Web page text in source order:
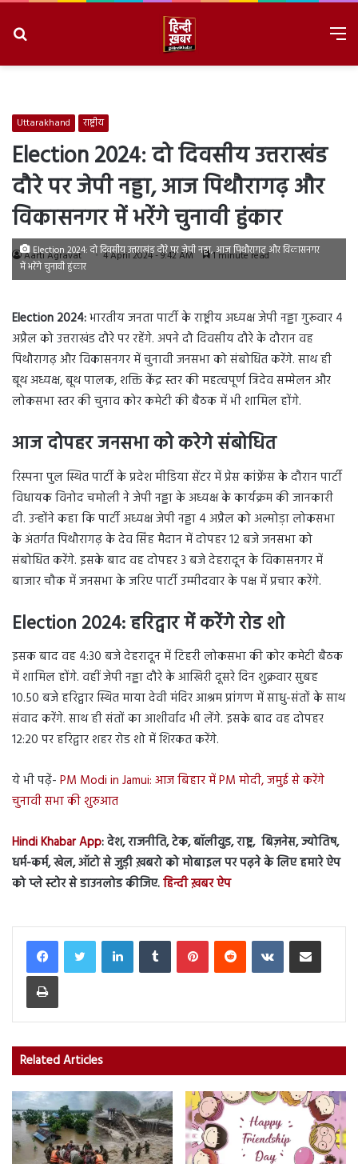
Uttarakhand राष्ट्रीय
Election 2024: दो दिवसीय उत्तराखंड
दौरे पर जेपी नड्डा, आज पिथौरागढ़ और
विकासनगर में भरेंगे चुनावी हुंकार
Aarti Agravat 4 April 2024 - 9:42 AM 1 minute read
Election 2024: दो दिवसीय उत्तराखंड दौरे पर जेपी नड्डा, आज पिथौरागढ़ और विकासनगर
में भरेंगे चुनावी हुंकार
Election 2024:भारतीय जनता पार्टी के राष्ट्रीय अध्यक्ष जेपी नड्डा गुरूवार 4
अप्रैल को उत्तराखंड दौरे पर रहेंगे. अपने दौ दिवसीय दौरे के दौरान वह
पिथौरागढ़ और विकासनगर में चुनावी जनसभा को संबोधित करेंगे. साथ ही
बूथ अध्यक्ष, बूथ पालक, शक्ति केंद्र स्तर की महत्वपूर्ण त्रिदेव सम्मेलन और
लोकसभा स्तर की चुनाव कोर कमेटी की बैठक में भी शामिल होंगे.
आज दोपहर जनसभा को करेगे संबोधित
रिस्पना पुल स्थित पार्टी के प्रदेश मीडिया सेंटर में प्रेस कांफ्रेंस के दौरान पार्टी
विधायक विनोद चमोली ने जेपी नड्डा के अध्यक्ष के कार्यक्रम की जानकारी
दी. उन्होंने कहा कि पार्टी अध्यक्ष जेपी नड्डा 4 अप्रैल को अल्मोड़ा लोकसभा
के अंतर्गत पिथौरागढ़ के देव सिंह मैदान में दोपहर 12 बजे जनसभा को
संबोधित करेंगे. इसके बाद वह दोपहर 3 बजे देहरादून के विकासनगर में
बाजार चौक में जनसभा के जरिए पार्टी उम्मीदवार के पक्ष में प्रचार करेंगे.
Election 2024:हरिद्वार में करेंगे रोड शो
इसक बाद वह 4:30 बजे देहरादून में टिहरी लोकसभा की कोर कमेटी बैठक
में शामिल होंगे. वहीं जेपी नड्डा दौरे के आखिरी दूसरे दिन शुक्रवार सुबह
10.50 बजे हरिद्वार स्थित माया देवी मंदिर आश्रम प्रांगण में साधु-संतों के साथ
संवाद करेंगे. साथ ही संतों का आशीर्वाद भी लेंगे. इसके बाद वह दोपहर
12:20 पर हरिद्वार शहर रोड शो में शिरकत करेंगे.
ये भी पढ़ें- PM Modi in Jamui: आज बिहार में PM मोदी, जमुई से करेंगे
चुनावी सभा की शुरुआत
Hindi Khabar App: देश, राजनीति, टेक, बॉलीवुड, राष्ट्र, बिज़नेस, ज्योतिष,
धर्म-कर्म, खेल, ऑटो से जुड़ी ख़बरो को मोबाइल पर पढ़ने के लिए हमारे ऐप
को प्ले स्टोर से डाउनलोड कीजिए.हिन्दी ख़बर ऐप
LinkedInTumblr PinterestReddit VKontakteShare via Email
Print
Related Articles